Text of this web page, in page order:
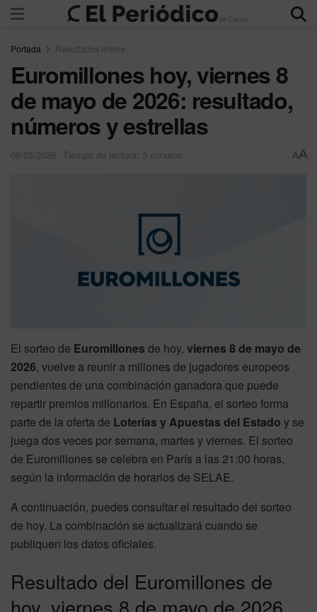
Portada Resultados loteria
Euromillones hoy, viernes 8
de mayo de 2026: resultado,
números y estrellas
08/05/2026 Tiempo de lectura: 3 minutos AA
El sorteo de Euromillones de hoy, viernes 8 de mayo de
2026, vuelve a reunir a millones de jugadores europeos
pendientes de una combinación ganadora que puede
repartir premios millonarios. En España, el sorteo forma
parte de la oferta de Loterías y Apuestas del Estado y se
juega dos veces por semana, martes y viernes. El sorteo
de Euromillones se celebra en París a las 21:00 horas,
según la información de horarios de SELAE.
A continuación, puedes consultar el resultado del sorteo
de hoy. La combinación se actualizará cuando se
publiquen los datos oficiales.
Resultado del Euromillones de